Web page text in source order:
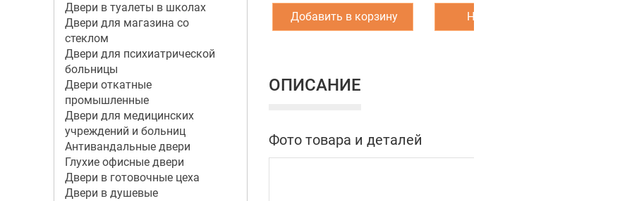
Двери в туалеты в школах
Двери для магазина со
стеклом
Двери для психиатрической
больницы
Двери откатные
промышленные
Двери для медицинских
учреждений и больниц
Антивандальные двери
Глухие офисные двери
Двери в готовочные цеха
Двери в душевые
Добавить в корзину Написать нам
ОПИСАНИЕ
Фото товара и деталей